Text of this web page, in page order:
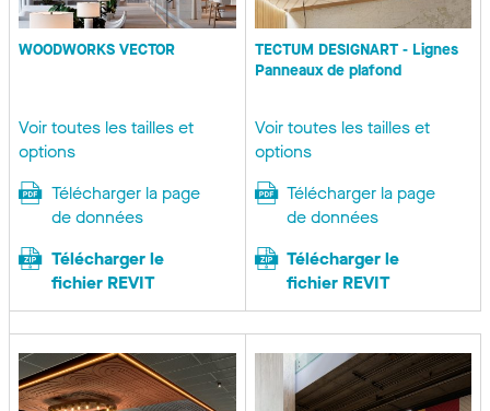
WOODWORKS VECTOR
Voir toutes les tailles et
options
Télécharger la page
de données
Télécharger le
fichier REVIT
TECTUM DESIGNART - Lignes
Panneaux de plafond
Voir toutes les tailles et
options
Télécharger la page
de données
Télécharger le
fichier REVIT